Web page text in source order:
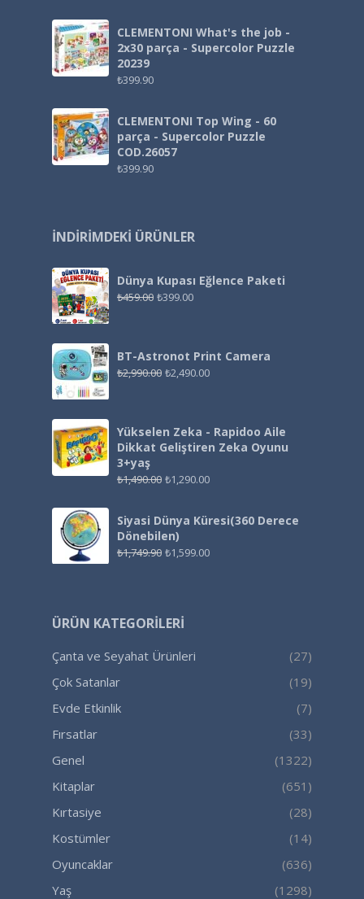
CLEMENTONI What's the job -
2x30 parça - Supercolor Puzzle
20239
₺399.90
CLEMENTONI Top Wing - 60
parça - Supercolor Puzzle
COD.26057
₺399.90
İNDIRIMDEKI ÜRÜNLER
Dünya Kupası Eğlence Paketi
₺459.00 ₺399.00
BT-Astronot Print Camera
₺2,990.00 ₺2,490.00
Yükselen Zeka - Rapidoo Aile
Dikkat Geliştiren Zeka Oyunu
3+yaş
₺1,490.00 ₺1,290.00
Siyasi Dünya Küresi(360 Derece
Dönebilen)
₺1,749.90 ₺1,599.00
ÜRÜN KATEGORILERI
Çanta ve Seyahat Ürünleri
(27)
Çok Satanlar
(19)
Evde Etkinlik
(7)
Fırsatlar
(33)
Genel
(1322)
Kitaplar
(651)
Kırtasiye
(28)
Kostümler
(14)
Oyuncaklar
(636)
Yaş
(1298)